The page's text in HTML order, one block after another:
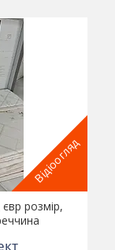
Відіоогляд
євр розмір,